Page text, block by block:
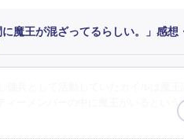
に魔王が混ざってるらしい。」感想
ィーメンバーの中に魔王がいるとい